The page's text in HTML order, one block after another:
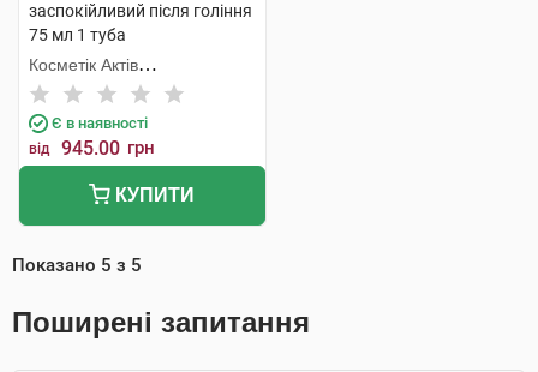
заспокійливий після гоління
75 мл 1 туба
Косметік Актів
Інтернаціональ
Є в наявності
від 945.00 грн
КУПИТИ
Показано 5 з 5
Поширені запитання